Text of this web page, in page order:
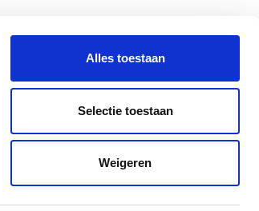
Alles toestaan
Selectie toestaan
Weigeren
Mijn tickets
Mijn verlanglijst